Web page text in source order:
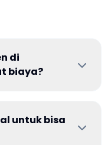
di
biaya?
untuk bisa